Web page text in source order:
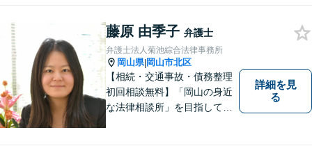
藤原 由季子 弁護士
弁護士法人菊池綜合法律事務所
岡山県|岡山市北区
【相続・交通事故・債務整理
初回相談無料】「岡山の身近
な法律相談所」を目指してい
詳細を見
る